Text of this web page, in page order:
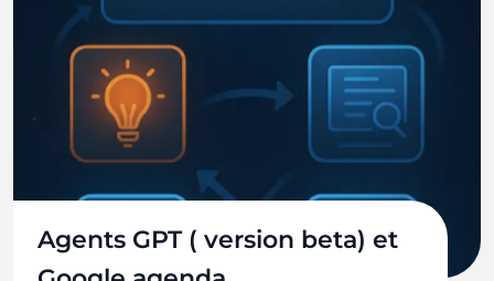
Agents GPT ( version beta) et